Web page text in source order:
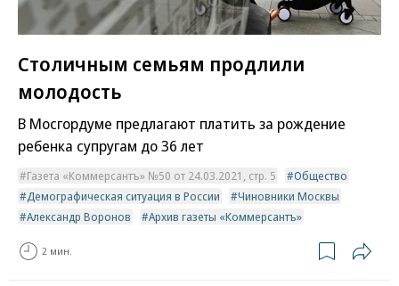
Столичным семьям продлили
молодость
В Мосгордуме предлагают платить за рождение
ребенка супругам до 36 лет
Газета «Коммерсантъ» №50 от 24.03.2021, стр. 5
Общество
Демографическая ситуация в России
Чиновники Москвы
Александр Воронов
Архив газеты «Коммерсантъ»
2 мин.